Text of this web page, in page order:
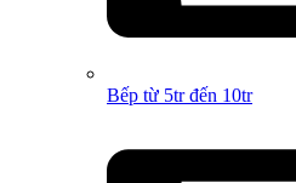
Bếp từ 5tr đến 10tr